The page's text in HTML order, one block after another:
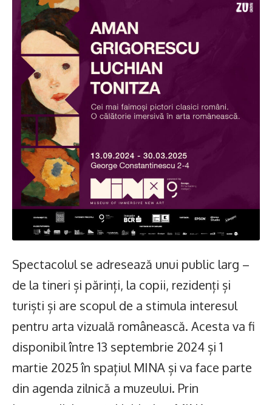
Spectacolul se adresează unui public larg –
de la tineri și părinți, la copii, rezidenți și
turiști și are scopul de a stimula interesul
pentru arta vizuală românească. Acesta va fi
disponibil între 13 septembrie 2024 și 1
martie 2025 în spațiul MINA și va face parte
din agenda zilnică a muzeului. Prin